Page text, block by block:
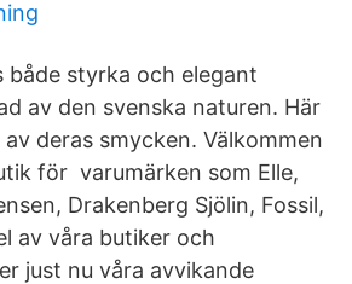
både styrka och elegant
av den svenska naturen. Här
deras smycken. Välkommen
för varumärken som Elle,
Drakenberg Sjölin, Fossil,
av våra butiker och
just nu våra avvikande